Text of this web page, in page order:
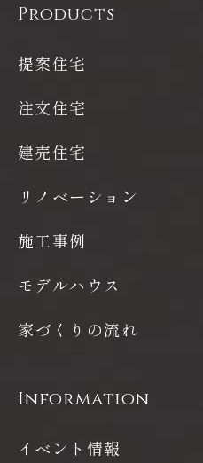
Products
提案住宅
注文住宅
建売住宅
リノベーション
施工事例
モデルハウス
家づくりの流れ
Information
イベント情報